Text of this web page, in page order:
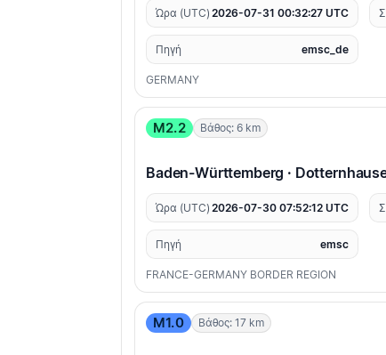
Ώρα (UTC) 2026-07-31 00:32:27 UTC
Πηγή emsc_de
GERMANY
M2.2 Βάθος: 6 km
Baden-Württemberg ·
Ώρα (UTC) 2026-07-30 07:52:12 UTC
Πηγή emsc
FRANCE-GERMANY BORDER REGION
M1.0 Βάθος: 17 km